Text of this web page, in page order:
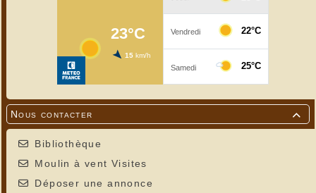

Nous contacter
Bibliothèque
Moulin à vent Visites
Déposer une annonce